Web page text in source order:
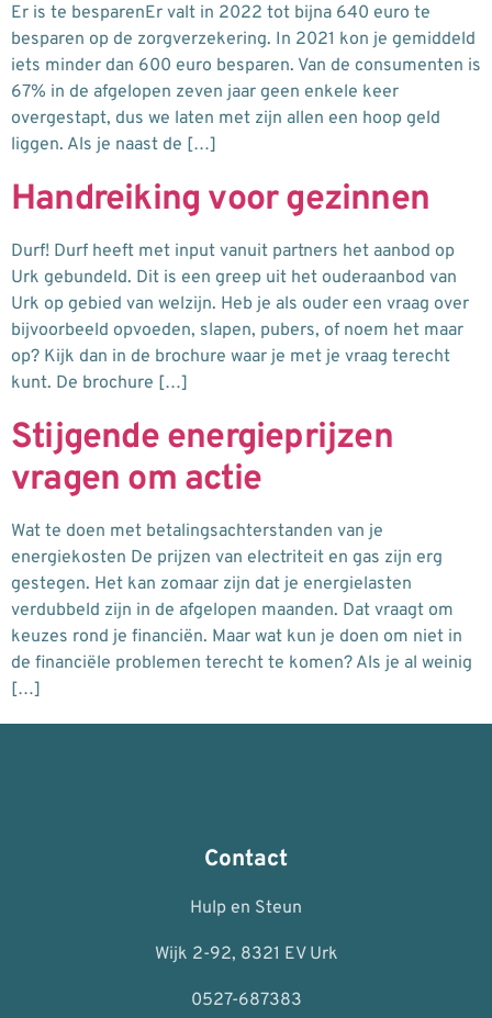
Er is te besparenEr valt in 2022 tot bijna 640 euro te
besparen op de zorgverzekering. In 2021 kon je gemiddeld
iets minder dan 600 euro besparen. Van de consumenten is
67% in de afgelopen zeven jaar geen enkele keer
overgestapt, dus we laten met zijn allen een hoop geld
liggen. Als je naast de […]
Handreiking voor gezinnen
Durf! Durf heeft met input vanuit partners het aanbod op
Urk gebundeld. Dit is een greep uit het ouderaanbod van
Urk op gebied van welzijn. Heb je als ouder een vraag over
bijvoorbeeld opvoeden, slapen, pubers, of noem het maar
op? Kijk dan in de brochure waar je met je vraag terecht
kunt. De brochure […]
Stijgende energieprijzen
vragen om actie
Wat te doen met betalingsachterstanden van je
energiekosten De prijzen van electriteit en gas zijn erg
gestegen. Het kan zomaar zijn dat je energielasten
verdubbeld zijn in de afgelopen maanden. Dat vraagt om
keuzes rond je financiën. Maar wat kun je doen om niet in
de financiële problemen terecht te komen? Als je al weinig
[…]
Contact
Hulp en Steun
Wijk 2-92, 8321 EV Urk
0527-687383